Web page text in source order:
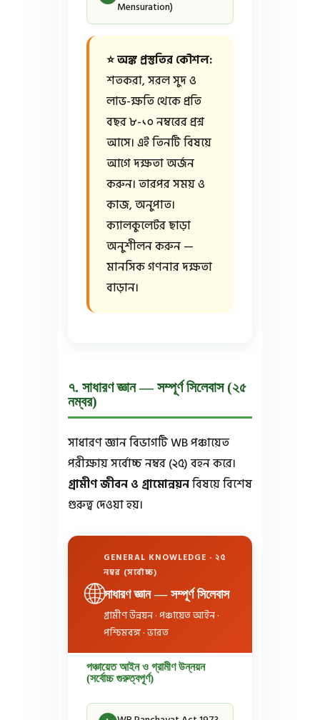
Mensuration)
⭐ অঙ্ক প্রস্তুতির কৌশল:
শতকরা, সরল সুদ ও
লাভ-ক্ষতি থেকে প্রতি
বছর ৮-১০ নম্বরের প্রশ্ন
আসে। এই তিনটি বিষয়ে
আগে দক্ষতা অর্জন
করুন। তারপর সময় ও
কাজ, অনুপাত।
ক্যালকুলেটর ছাড়া
অনুশীলন করুন —
মানসিক গণনার দক্ষতা
বাড়ান।
৭. সাধারণ জ্ঞান — সম্পূর্ণ সিলেবাস (২৫
নম্বর)
সাধারণ জ্ঞান বিভাগটি WB পঞ্চায়েত
পরীক্ষায় সর্বোচ্চ নম্বর (২৫) বহন করে।
গ্রামীণ জীবন ও গ্রামোন্নয়নবিষয়ে বিশেষ
গুরুত্ব দেওয়া হয়।
🌐
GENERAL KNOWLEDGE · ২৫
নম্বর (সর্বোচ্চ)
সাধারণ জ্ঞান — সম্পূর্ণ সিলেবাস
গ্রামীণ উন্নয়ন · পঞ্চায়েত আইন ·
পশ্চিমবঙ্গ · ভারত
পঞ্চায়েত আইন ও গ্রামীণ উন্নয়ন
(সর্বোচ্চ গুরুত্বপূর্ণ)